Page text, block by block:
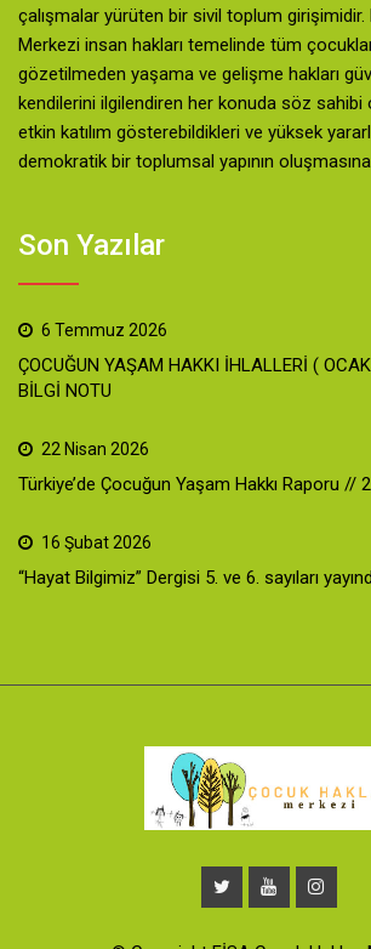
çalışmalar yürüten bir sivil toplum girişimidir.
Merkezi insan hakları temelinde tüm
gözetilmeden yaşama ve gelişme hakları
kendilerini ilgilendiren her konuda söz sahibi
etkin katılım gösterebildikleri ve yüksek
demokratik bir toplumsal yapının
Son Yazılar
6 Temmuz 2026
ÇOCUĞUN YAŞAM HAKKI İHLALLERİ (
BİLGİ NOTU
22 Nisan 2026
Türkiye’de Çocuğun Yaşam Hakkı Raporu //
16 Şubat 2026
“Hayat Bilgimiz” Dergisi 5. ve 6. sayıları